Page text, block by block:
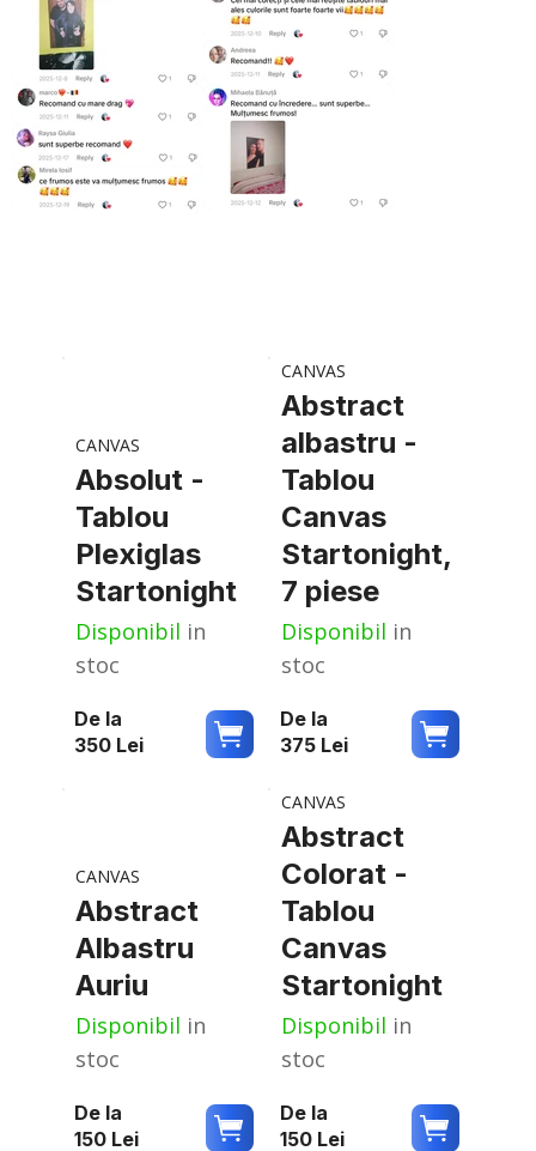
CANVAS
Absolut -
Tablou
Plexiglas
Startonight
Disponibil in
stoc
De la
350 Lei
CANVAS
Abstract
albastru -
Tablou
Canvas
Startonight,
7 piese
Disponibil in
stoc
De la
375 Lei
CANVAS
Abstract
Albastru
Auriu
Disponibil in
stoc
De la
150 Lei
CANVAS
Abstract
Colorat -
Tablou
Canvas
Startonight
Disponibil in
stoc
De la
150 Lei